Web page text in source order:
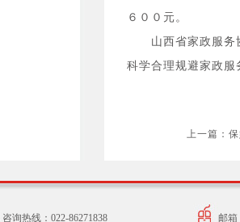
６００元。
山西省家政服务协
科学合理规避家政服
上一篇：
咨询热线：022-86271838 邮箱